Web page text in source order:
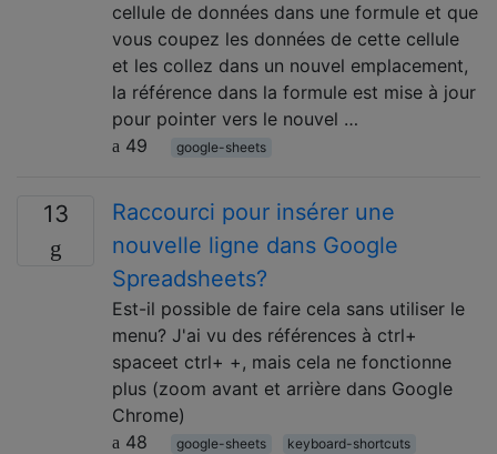
cellule de données dans une formule et que
vous coupez les données de cette cellule
et les collez dans un nouvel emplacement,
la référence dans la formule est mise à jour
pour pointer vers le nouvel …
49
google-sheets
13
Raccourci pour insérer une
nouvelle ligne dans Google
Spreadsheets?
Est-il possible de faire cela sans utiliser le
menu? J'ai vu des références à ctrl+
spaceet ctrl+ +, mais cela ne fonctionne
plus (zoom avant et arrière dans Google
Chrome)
48
google-sheets keyboard-shortcuts